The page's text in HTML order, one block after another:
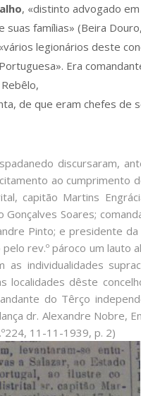
, «distinto advogado
suas famílias» (Beira
legionários deste
Era
de que eram chefes de
discursaram,
ao cumprimento
capitão Martins
Soares;
Pinto; e presidente da
rev.º pároco um lauto
as individualidades
localidades dêste
do Têrço
dr. Alexandre Nobre,
11-11-1939, p. 2)